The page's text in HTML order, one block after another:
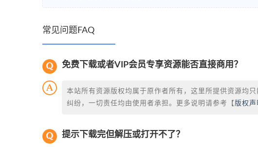
常见问题FAQ
免费下载或者VIP会员专享资源能否直接商用？
本站所有资源版权均属于原作者所有，这里所提供资源均
纠纷，一切责任均由使用者承担。更多说明请参考【 版权声
提示下载完但解压或打开不了？